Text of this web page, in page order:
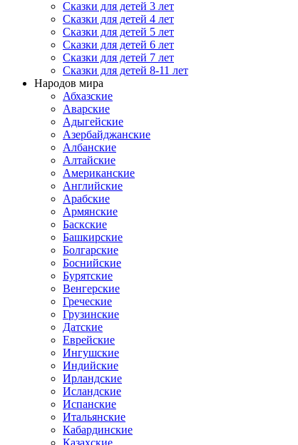
Сказки для детей 3 лет
Сказки для детей 4 лет
Сказки для детей 5 лет
Сказки для детей 6 лет
Сказки для детей 7 лет
Сказки для детей 8-11 лет
Народов мира
Абхазские
Аварские
Адыгейские
Азербайджанские
Албанские
Алтайские
Американские
Английские
Арабские
Армянские
Баскские
Башкирские
Болгарские
Боснийские
Бурятские
Венгерские
Греческие
Грузинские
Датские
Еврейские
Ингушские
Индийские
Ирландские
Исландские
Испанские
Итальянские
Кабардинские
Казахские